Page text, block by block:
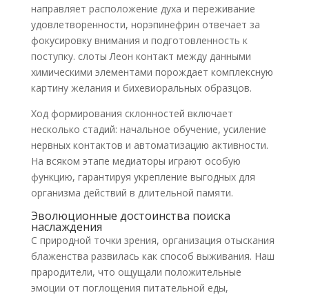
направляет расположение духа и переживание
удовлетворенности, норэпинефрин отвечает за
фокусировку внимания и подготовленность к
поступку. слоты Леон контакт между данными
химическими элементами порождает комплексную
картину желания и бихевиоральных образцов.
Ход формирования склонностей включает
несколько стадий: начальное обучение, усиление
нервных контактов и автоматизацию активности.
На всяком этапе медиаторы играют особую
функцию, гарантируя укрепление выгодных для
организма действий в длительной памяти.
Эволюционные достоинства поиска
наслаждения
С природной точки зрения, организация отыскания
блаженства развилась как способ выживания. Наш
прародители, что ощущали положительные
эмоции от поглощения питательной еды,